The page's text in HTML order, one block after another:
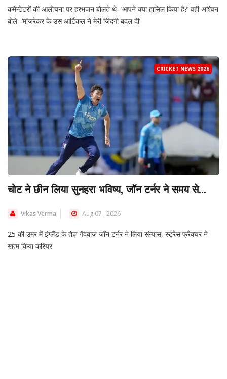
कमेन्टेटरों की आलोचना पर हरभजन बोलते थे- ‘आपने क्या हासिल किया है?’ वही अश्विन
बोले- ‘मांजरेकर के उस आर्टिकल ने मेरी जिंदगी बदल दी’
CRICKET NEWS 2026
चोट ने छीन लिया सुनहरा भविष्य, जॉन टर्नर ने समय से...
Vikas Verma Aug 07 , 2026
25 की उम्र में इंग्लैंड के तेज़ गेंदबाज़ जॉन टर्नर ने लिया संन्यास, स्ट्रेस फ्रैक्चर ने
खत्म किया करियर